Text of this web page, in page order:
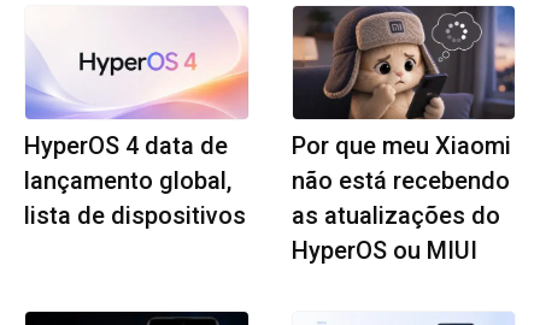
HyperOS 4 data de
lançamento global,
lista de dispositivos
Por que meu Xiaomi
não está recebendo
as atualizações do
HyperOS ou MIUI